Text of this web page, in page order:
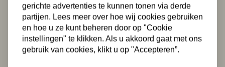
gerichte advertenties te kunnen tonen via derde
partijen. Lees meer over hoe wij cookies gebruiken
en hoe u ze kunt beheren door op "Cookie
instellingen" te klikken. Als u akkoord gaat met ons
gebruik van cookies, klikt u op "Accepteren”.